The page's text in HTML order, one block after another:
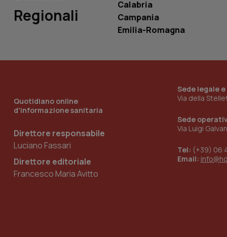
Regionali
Calabria
Campania
Emilia-Romagna
Quotidiano online
d'informazione sanitaria
Direttore responsabile
Luciano Fassari
Direttore editoriale
Francesco Maria Avitto
Sede legale
Via della
Sede
Via Luigi
Tel: (+39) 06
Email:
__Secure-YNID
__Secure-
tracking-sites-
ironfish-tracking-